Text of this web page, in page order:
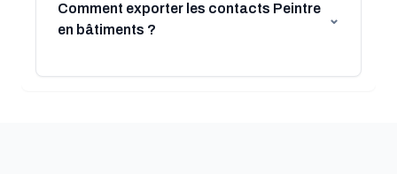
Comment exporter les contacts Peintre
en bâtiments ?
⌄